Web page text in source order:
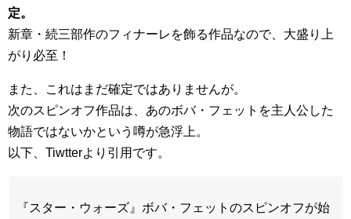
定。
新章・続三部作のフィナーレを飾る作品なので、大盛り上
がり必至！
また、これはまだ確定ではありませんが。
次のスピンオフ作品は、あのボバ・フェットを主人公した
物語ではないかという噂が急浮上。
以下、Tiwtterより引用です。
『スター・ウォーズ』ボバ・フェットのスピンオフが始